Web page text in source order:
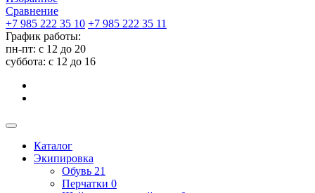
Сравнение
+7 985 222 35 10 +7 985 222 35 11
График работы:
пн-пт: с 12 до 20
суббота: c 12 до 16
Каталог
Экипировка
Обувь 21
Перчатки 0